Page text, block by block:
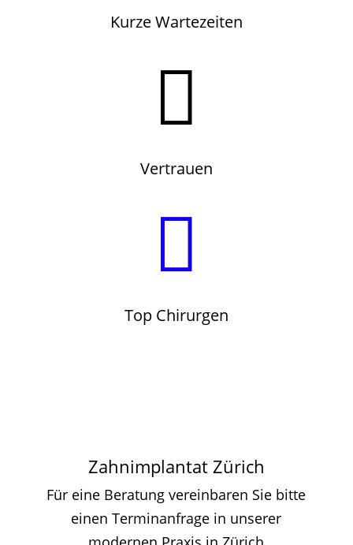
Kurze Wartezeiten

Vertrauen

Top Chirurgen
Zahnimplantat Zürich
Für eine Beratung vereinbaren Sie bitte
einen Terminanfrage in unserer